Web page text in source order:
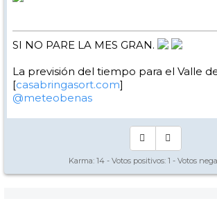
SI NO PARE LA MES GRAN.
La previsión del tiempo para el Valle
[casabringasort.com]
@meteobenas
Karma: 14 - Votos positivos: 1 - Votos